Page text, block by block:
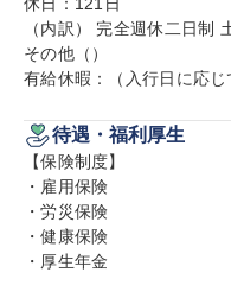
（内訳） 完全週休二日制
その他（）
有給休暇：（入行日に応じ
待遇・福利厚生
【保険制度】
・雇用保険
・労災保険
・健康保険
・厚生年金